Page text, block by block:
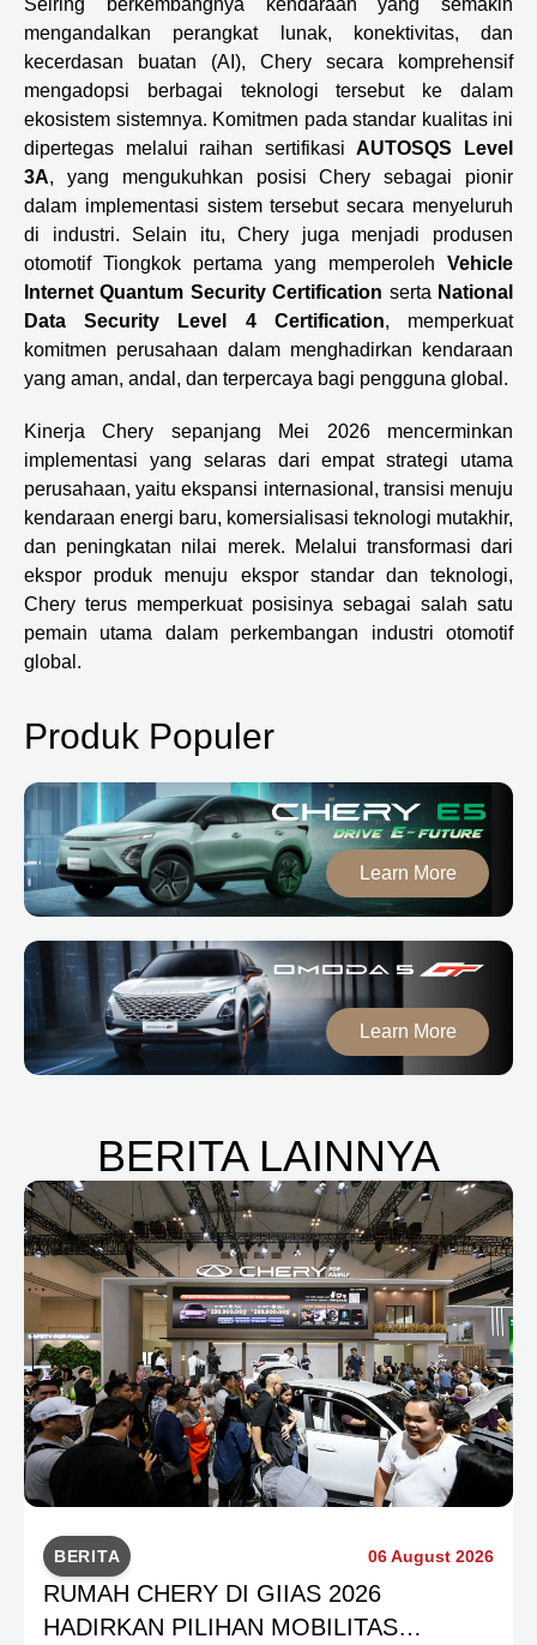
Seiring berkembangnya kendaraan yang semakin
mengandalkan perangkat lunak, konektivitas, dan
kecerdasan buatan (AI), Chery secara komprehensif
mengadopsi berbagai teknologi tersebut ke dalam
ekosistem sistemnya. Komitmen pada standar kualitas ini
dipertegas melalui raihan sertifikasiAUTOSQS Level
3A, yang mengukuhkan posisi Chery sebagai pionir
dalam implementasi sistem tersebut secara menyeluruh
di industri. Selain itu, Chery juga menjadi produsen
otomotif Tiongkok pertama yang memperoleh Vehicle
Internet Quantum Security Certification serta National
Data Security Level 4 Certification, memperkuat
komitmen perusahaan dalam menghadirkan kendaraan
yang aman, andal, dan terpercaya bagi pengguna global.
Kinerja Chery sepanjang Mei 2026 mencerminkan
implementasi yang selaras dari empat strategi utama
perusahaan, yaitu ekspansi internasional, transisi menuju
kendaraan energi baru, komersialisasi teknologi mutakhir,
dan peningkatan nilai merek. Melalui transformasi dari
ekspor produk menuju ekspor standar dan teknologi,
Chery terus memperkuat posisinya sebagai salah satu
pemain utama dalam perkembangan industri otomotif
global.
Produk Populer
Learn More
Learn More
BERITA LAINNYA
BERITA 06 August 2026
RUMAH CHERY DI GIIAS 2026
HADIRKAN PILIHAN MOBILITAS